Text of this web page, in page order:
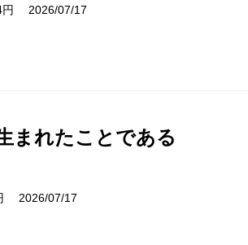
2026/07/17
まれたことである
2026/07/17